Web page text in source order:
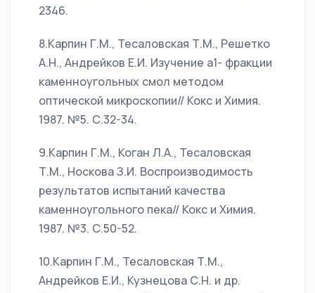
2346.
8.Карпин Г.М., Тесаловская Т.М., Решетко
А.Н., Андрейков Е.И. Изучение а1- фракции
каменноугольных смол методом
оптической микроскопии// Кокс и Химия.
1987. №5. С.32-34.
9.Карпин Г.М., Коган Л.А., Тесаловская
Т.М., Носкова З.И. Воспроизводимость
результатов испытаний качества
каменноугольного пека// Кокс и Химия.
1987. №3. С.50-52.
10.Карпин Г.М., Тесаловская Т.М.,
Андрейков Е.И., Кузнецова С.Н. и др.